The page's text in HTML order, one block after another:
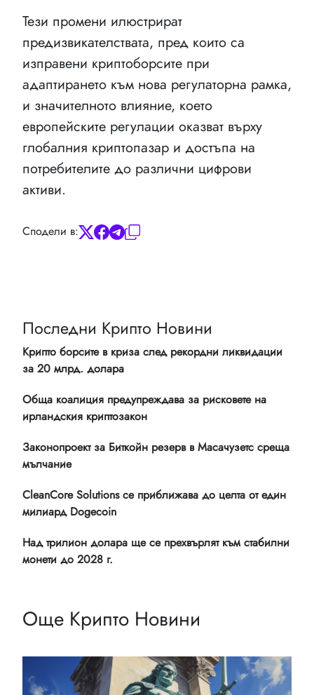
Тези промени илюстрират
предизвикателствата, пред които са
изправени криптоборсите при
адаптирането към нова регулаторна рамка,
и значителното влияние, което
европейските регулации оказват върху
глобалния криптопазар и достъпа на
потребителите до различни цифрови
активи.
Сподели в:
Последни Крипто Новини
Крипто борсите в криза след рекордни ликвидации
за 20 млрд. долара
Обща коалиция предупреждава за рисковете на
ирландския криптозакон
Законопроект за Биткойн резерв в Масачузетс среща
мълчание
CleanCore Solutions се приближава до целта от един
милиард Dogecoin
Над трилион долара ще се прехвърлят към стабилни
монети до 2028 г.
Още Крипто Новини